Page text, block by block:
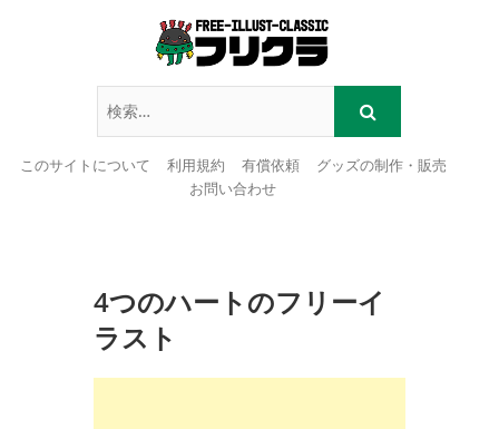
このサイトについて 利用規約 有償依頼
グッズの制作・販売
お問い合わせ
4つのハートのフリーイ
ラスト